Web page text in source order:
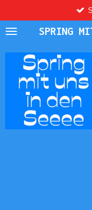
Hauptinhalt
springenSPRING